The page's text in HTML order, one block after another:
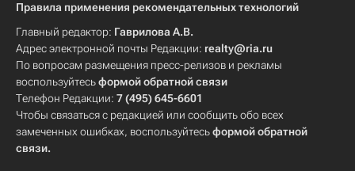
Правила применения рекомендательных технологий
Главный редактор: Гаврилова А.В.
Адрес электронной почты Редакции: realty@ria.ru
По вопросам размещения пресс-релизов и рекламы
воспользуйтесьформой обратной связи
Телефон Редакции: 7 (495) 645-6601
Чтобы связаться с редакцией или сообщить обо всех
замеченных ошибках, воспользуйтесьформой обратной
связи.